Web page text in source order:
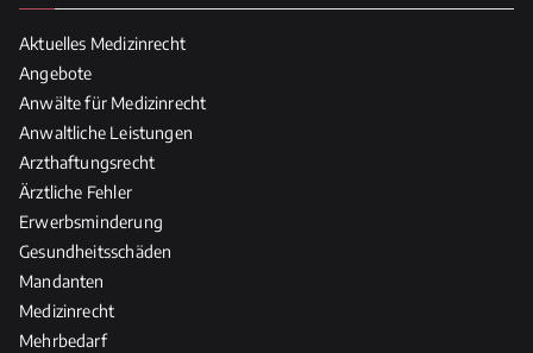
Aktuelles Medizinrecht
Angebote
Anwälte für Medizinrecht
Anwaltliche Leistungen
Arzthaftungsrecht
Ärztliche Fehler
Erwerbsminderung
Gesundheitsschäden
Mandanten
Medizinrecht
Mehrbedarf